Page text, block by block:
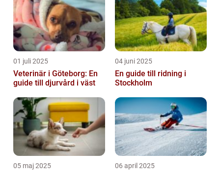
01 juli 2025
Veterinär i Göteborg: En
guide till djurvård i väst
04 juni 2025
En guide till ridning i
Stockholm
05 maj 2025 06 april 2025